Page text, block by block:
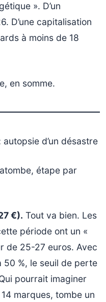
». D’un
D’une capitalisation
à moins de 18
en somme.
d’un désastre
étape par
€). Tout va bien. Les
période ont un «
de 25-27 euros. Avec
%, le seuil de perte
pourrait imaginer
marques, tombe un